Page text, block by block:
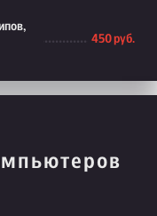
450 руб.